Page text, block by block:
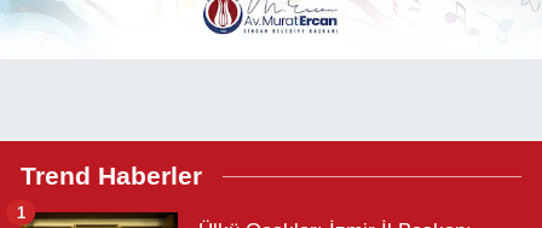
Trend Haberler
1